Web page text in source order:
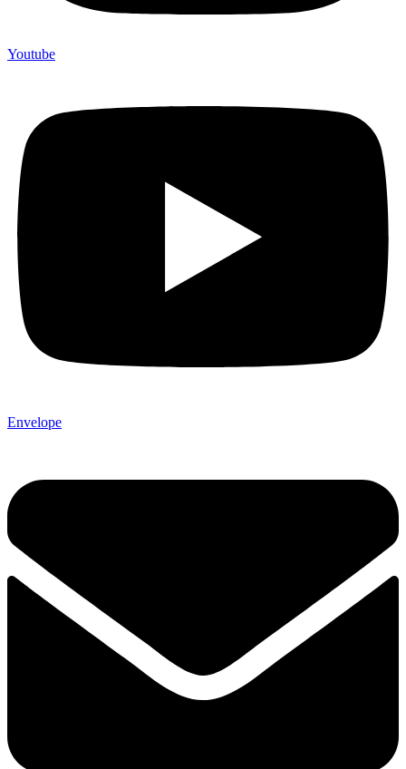
Youtube
Envelope